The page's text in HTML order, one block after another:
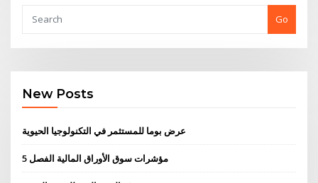
Go
New Posts
عرض بوما للمستثمر في التكنولوجيا الحيوية
مؤشرات سوق الأوراق المالية الفصل 5